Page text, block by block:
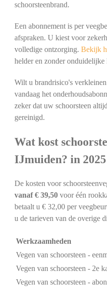
schoorsteenbrand.
Een abonnement is per
afspraken. U kiest voor
volledige ontzorging. Bekijk
helder en zonder onduidelijke
Wilt u brandrisico's
vandaag het
zeker dat uw schoorsteen
gereinigd.
Wat kost
IJmuiden? in 2025
De kosten voor
vanaf € 39,50voor één
betaalt u € 32,00 per
u de tarieven van de overige
Werkzaamheden
Vegen van schoorsteen -
Vegen van schoorsteen - 2e
Vegen van schoorsteen -